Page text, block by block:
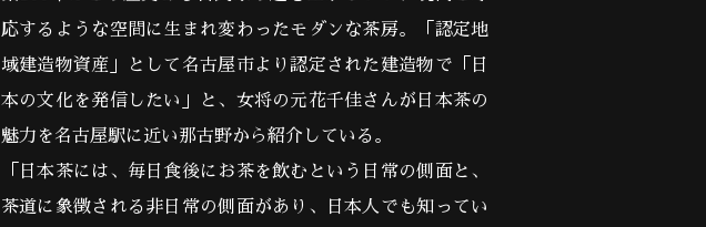
応するような空間に生まれ変わったモダンな茶房。「認定地
域建造物資産」として名古屋市より認定された建造物で「日
本の文化を発信したい」と、女将の元花千佳さんが日本茶の
魅力を名古屋駅に近い那古野から紹介している。
「日本茶には、毎日食後にお茶を飲むという日常の側面と、
茶道に象徴される非日常の側面があり、日本人でも知ってい